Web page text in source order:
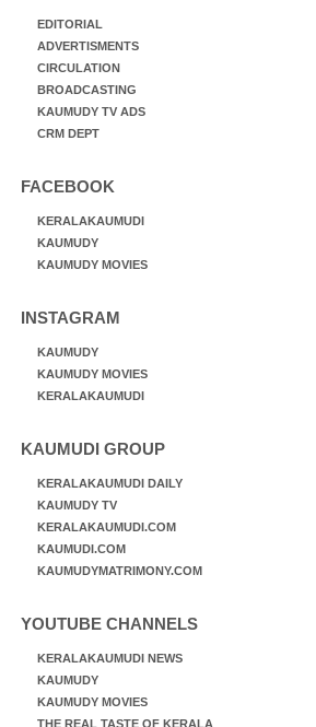
EDITORIAL
ADVERTISMENTS
CIRCULATION
BROADCASTING
KAUMUDY TV ADS
CRM DEPT
FACEBOOK
KERALAKAUMUDI
KAUMUDY
KAUMUDY MOVIES
INSTAGRAM
KAUMUDY
KAUMUDY MOVIES
KERALAKAUMUDI
KAUMUDI GROUP
KERALAKAUMUDI DAILY
KAUMUDY TV
KERALAKAUMUDI.COM
KAUMUDI.COM
KAUMUDYMATRIMONY.COM
YOUTUBE CHANNELS
KERALAKAUMUDI NEWS
KAUMUDY
KAUMUDY MOVIES
THE REAL TASTE OF KERALA